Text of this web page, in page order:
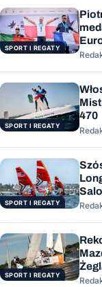
SPORT I REGATY
SPORT I REGATY
470
SPORT I REGATY
SPORT I REGATY